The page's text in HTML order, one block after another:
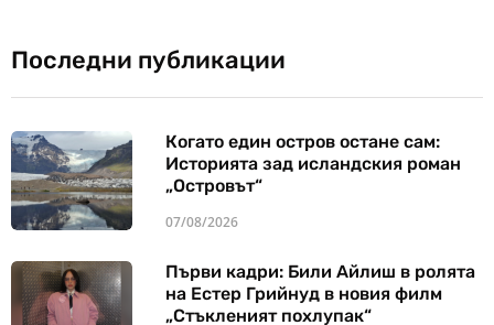
Последни публикации
Когато един остров остане сам:
Историята зад исландския роман
„Островът“
07/08/2026
Първи кадри: Били Айлиш в ролята
на Естер Грийнуд в новия филм
„Стъкленият похлупак“